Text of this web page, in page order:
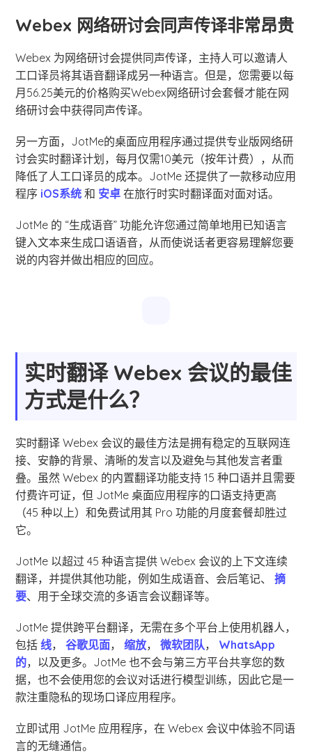
Webex 网络研讨会同声传译非常昂贵
Webex 为网络研讨会提供同声传译，主持人可以邀请人
工口译员将其语音翻译成另一种语言。但是，您需要以每
月56.25美元的价格购买Webex网络研讨会套餐才能在网
络研讨会中获得同声传译。
另一方面，JotMe的桌面应用程序通过提供专业版网络研
讨会实时翻译计划，每月仅需10美元（按年计费），从而
降低了人工口译员的成本。JotMe 还提供了一款移动应用
程序 iOS系统 和 安卓 在旅行时实时翻译面对面对话。
JotMe 的 “生成语音” 功能允许您通过简单地用已知语言
键入文本来生成口语语音，从而使说话者更容易理解您要
说的内容并做出相应的回应。
实时翻译 Webex 会议的最佳
方式是什么？
实时翻译 Webex 会议的最佳方法是拥有稳定的互联网连
接、安静的背景、清晰的发言以及避免与其他发言者重
叠。虽然 Webex 的内置翻译功能支持 15 种口语并且需要
付费许可证，但 JotMe 桌面应用程序的口语支持更高
（45 种以上）和免费试用其 Pro 功能的月度套餐却胜过
它。
JotMe 以超过 45 种语言提供 Webex 会议的上下文连续
翻译，并提供其他功能，例如生成语音、会后笔记、摘
要、用于全球交流的多语言会议翻译等。
JotMe 提供跨平台翻译，无需在多个平台上使用机器人，
包括线，谷歌见面，缩放，微软团队， WhatsApp
的，以及更多。JotMe 也不会与第三方平台共享您的数
据，也不会使用您的会议对话进行模型训练，因此它是一
款注重隐私的现场口译应用程序。
立即试用 JotMe 应用程序，在 Webex 会议中体验不同语
言的无缝通信。